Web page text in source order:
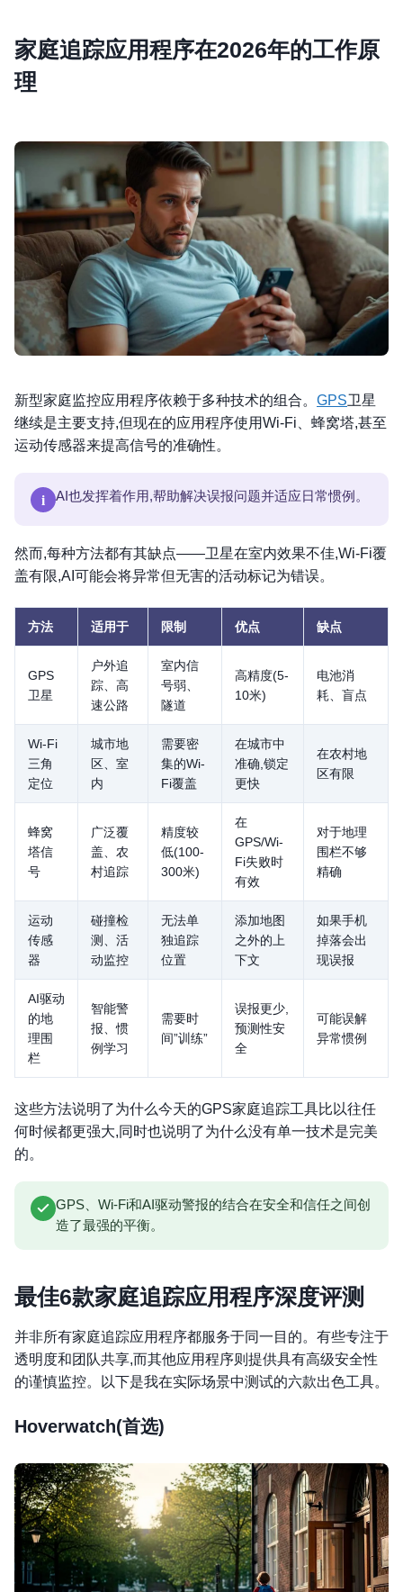
家庭追踪应用程序在2026年的工作原
理
新型家庭监控应用程序依赖于多种技术的组合。 GPS卫星
继续是主要支持,但现在的应用程序使用Wi-Fi、蜂窝塔,甚至
运动传感器来提高信号的准确性。
i AI也发挥着作用,帮助解决误报问题并适应日常惯例。
然而,每种方法都有其缺点——卫星在室内效果不佳,Wi-Fi覆
盖有限,AI可能会将异常但无害的活动标记为错误。
方法 适用于 限制 优点 缺点
GPS
卫星
户外追
踪、高
速公路
室内信
号弱、
隧道
高精度(5-
10米)
电池消
耗、盲点
Wi-Fi
三角
定位
城市地
区、室
内
需要密
集的Wi-
Fi覆盖
在城市中
准确,锁定
更快
在农村地
区有限
蜂窝
塔信
号
广泛覆
盖、农
村追踪
精度较
低(100-
300米)
在
GPS/Wi-
Fi失败时
有效
对于地理
围栏不够
精确
运动
传感
器
碰撞检
测、活
动监控
无法单
独追踪
位置
添加地图
之外的上
下文
如果手机
掉落会出
现误报
AI驱动
的地
理围
栏
智能警
报、惯
例学习
需要时
间”训练”
误报更少,
预测性安
全
可能误解
异常惯例
这些方法说明了为什么今天的GPS家庭追踪工具比以往任
何时候都更强大,同时也说明了为什么没有单一技术是完美
的。
GPS、Wi-Fi和AI驱动警报的结合在安全和信任之间创
造了最强的平衡。
最佳6款家庭追踪应用程序深度评测
并非所有家庭追踪应用程序都服务于同一目的。有些专注于
透明度和团队共享,而其他应用程序则提供具有高级安全性
的谨慎监控。以下是我在实际场景中测试的六款出色工具。
Hoverwatch(首选)